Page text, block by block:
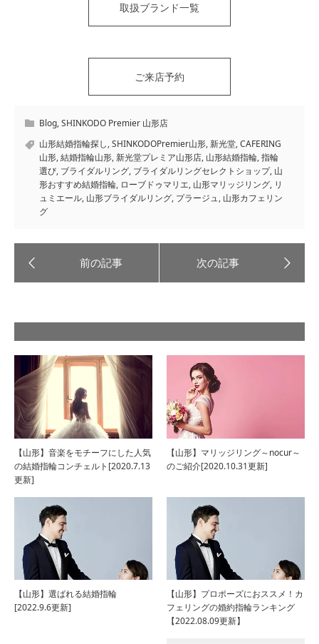
取扱ブランド一覧
ご来店予約
Blog,SHINKODO Premier 山形店
山形結婚指輪探し,SHINKODOPremier山形,新光堂,CAFERING
山形,結婚指輪山形,新光堂プレミア山形店, 山形結婚指輪,指輪
選び, ブライダルリング, ブライダルリングセレクトショップ, 山
形おすすめ結婚指輪, ローブドゥマリエ, 山形マリッジリング, リ
ュミエール, 山形ブライダルリング, プラージュ, 山形カフェリン
グ
【山形】音楽をモチーフにした人気
の結婚指輪コンチェルト[2020.7.13
更新]
【山形】マリッジリング～nocur～
のご紹介[2020.10.31更新]
【山形】選ばれる結婚指輪
[2022.9.6更新]
【山形】プロポーズにおススメ！カ
フェリングの婚約指輪ランキング
【2022.08.09更新】